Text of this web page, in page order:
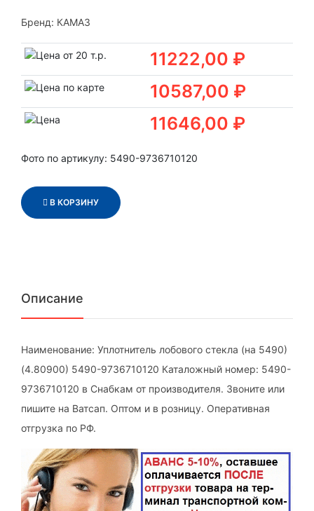
Бренд: КАМАЗ
11222,00 ₽
10587,00 ₽
11646,00 ₽
Фото по артикулу: 5490-9736710120
В КОРЗИНУ
Описание
Наименование: Уплотнитель лобового стекла (на 5490)
(4.80900) 5490-9736710120 Каталожный номер: 5490-
9736710120 в Снабкам от производителя. Звоните или
пишите на Ватсап. Оптом и в розницу. Оперативная
отгрузка по РФ.